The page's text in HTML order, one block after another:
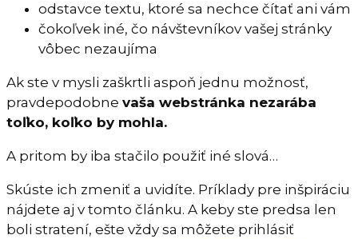
odstavce textu, ktoré sa nechce čítať ani vám
čokoľvek iné, čo návštevníkov vašej stránky
vôbec nezaujíma
Ak ste v mysli zaškrtli aspoň jednu možnosť,
pravdepodobne vaša webstránka nezarába
toľko, koľko by mohla.
A pritom by iba stačilo použiť iné slová…
Skúste ich zmeniť a uvidíte. Príklady pre inšpiráciu
nájdete aj v tomto článku. A keby ste predsa len
boli stratení, ešte vždy sa môžete prihlásiť